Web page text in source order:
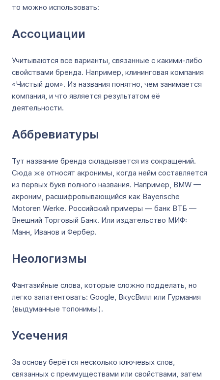
то можно использовать:
Ассоциации
Учитываются все варианты, связанные с какими-либо
свойствами бренда. Например, клининговая компания
«Чистый дом». Из названия понятно, чем занимается
компания, и что является результатом её
деятельности.
Аббревиатуры
Тут название бренда складывается из сокращений.
Сюда же относят акронимы, когда нейм составляется
из первых букв полного названия. Например, BMW —
акроним, расшифровывающийся как Bayerische
Motoren Werke. Российский примеры — банк ВТБ —
Внешний Торговый Банк. Или издательство МИФ:
Манн, Иванов и Фербер.
Неологизмы
Фантазийные слова, которые сложно подделать, но
легко запатентовать: Google, ВкусВилл или Гурмания
(выдуманные топонимы).
Усечения
За основу берётся несколько ключевых слов,
связанных с преимуществами или свойствами, затем